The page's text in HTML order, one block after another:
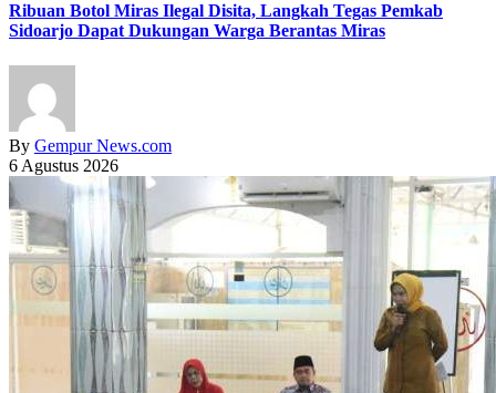
Ribuan Botol Miras Ilegal Disita, Langkah Tegas Pemkab
Sidoarjo Dapat Dukungan Warga Berantas Miras
By Gempur News.com
6 Agustus 2026